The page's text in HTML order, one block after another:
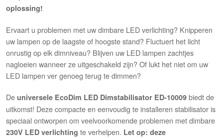
oplossing!
Ervaart u problemen met uw dimbare LED verlichting? Knipperen
uw lampen op de laagste of hoogste stand? Fluctuert het licht
onrustig op elk dimniveau? Blijven uw LED lampen zachtjes
nagloeien wanneer ze uitgeschakeld zijn? Of lukt het niet om uw
LED lampen ver genoeg terug te dimmen?
Deuniversele EcoDim LED Dimstabilisator ED-10009 biedt de
uitkomst! Deze compacte en eenvoudig te installeren stabilisator is
speciaal ontworpen om veelvoorkomende problemen met dimbare
230V LED verlichting te verhelpen. Let op: deze